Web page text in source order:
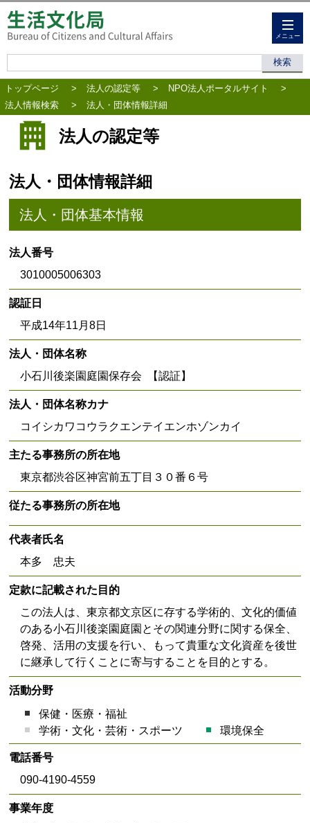
メニュー
トップページ > 法人の認定等 > NPO法人ポータルサイト
>
法人情報検索
> 法人・団体情報詳細
法人の認定等
法人・団体情報詳細
法人・団体基本情報
法人番号
3010005006303
認証日
平成14年11月8日
法人・団体名称
小石川後楽園庭園保存会 【認証】
法人・団体名称カナ
コイシカワコウラクエンテイエンホゾンカイ
主たる事務所の所在地
東京都渋谷区神宮前五丁目３０番６号
従たる事務所の所在地
代表者氏名
本多 忠夫
定款に記載された目的
この法人は、東京都文京区に存する学術的、文化的価値
のある小石川後楽園庭園とその関連分野に関する保全、
啓発、活用の支援を行い、もって貴重な文化資産を後世
に継承して行くことに寄与することを目的とする。
活動分野
保健・医療・福祉
学術・文化・芸術・スポーツ
環境保全
電話番号
090-4190-4559
事業年度